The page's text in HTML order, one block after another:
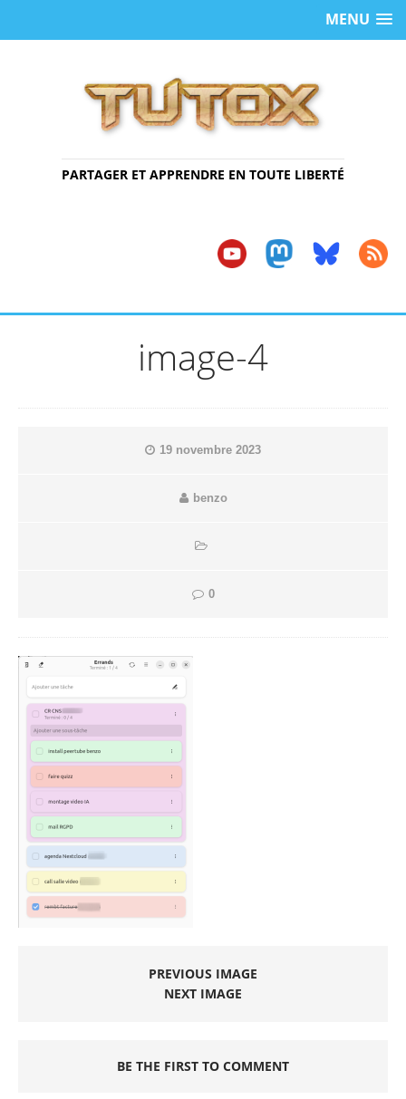
MENU
PARTAGER ET APPRENDRE EN TOUTE LIBERTÉ
image-4
19 novembre 2023
benzo
0
PREVIOUS IMAGE
NEXT IMAGE
BE THE FIRST TO COMMENT